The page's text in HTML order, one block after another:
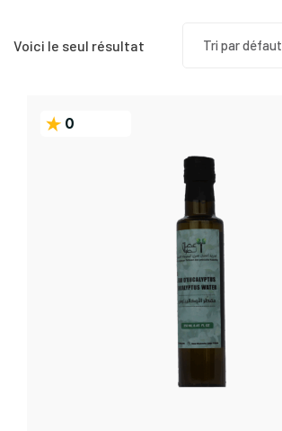
Voici le seul résultat Tri par défaut
0